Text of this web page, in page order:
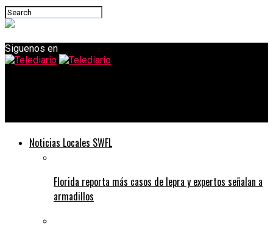
Siguenos en
Noticias Locales SWFL
Florida reporta más casos de lepra y expertos señalan a
armadillos